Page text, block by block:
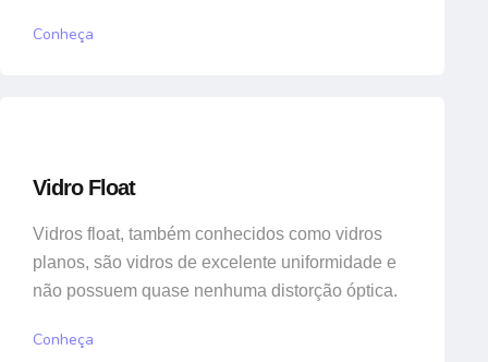
Conheça
Vidro Float
Vidros float, também conhecidos como vidros
planos, são vidros de excelente uniformidade e
não possuem quase nenhuma distorção óptica.
Conheça